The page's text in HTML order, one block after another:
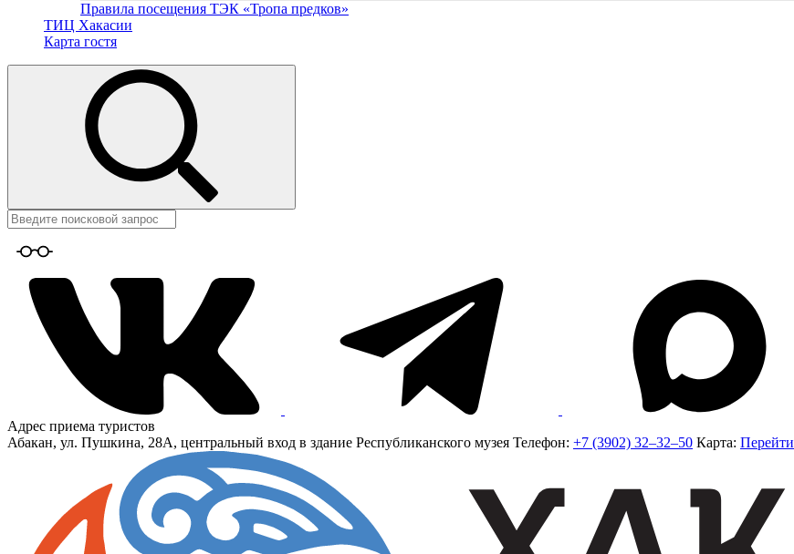
Правила посещения ТЭК «Тропа предков»
ТИЦ Хакасии
Карта гостя
Адрес приема туристов
Абакан, ул. Пушкина, 28А, центральный вход в здание Республиканского музея Телефон: +7 (3902) 32‒32‒50 Карта: Перейти